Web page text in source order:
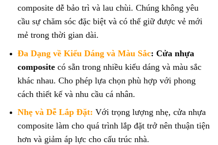
composite dễ bảo trì và lau chùi. Chúng không yêu
cầu sự chăm sóc đặc biệt và có thể giữ được vẻ mới
mẻ trong thời gian dài.
Đa Dạng về Kiểu Dáng và Màu Sắc: Cửa nhựa
compositecó sẵn trong nhiều kiểu dáng và màu sắc
khác nhau. Cho phép lựa chọn phù hợp với phong
cách thiết kế và nhu cầu cá nhân.
Nhẹ và Dễ Lắp Đặt: Với trọng lượng nhẹ, cửa nhựa
composite làm cho quá trình lắp đặt trở nên thuận tiện
hơn và giảm áp lực cho cấu trúc nhà.